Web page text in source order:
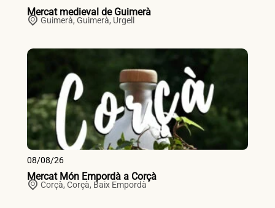
Mercat medieval de Guimerà
Guimerà, Guimerà, Urgell
08/08/26
Mercat Món Empordà a Corçà
Corçà, Corçà, Baix Empordà